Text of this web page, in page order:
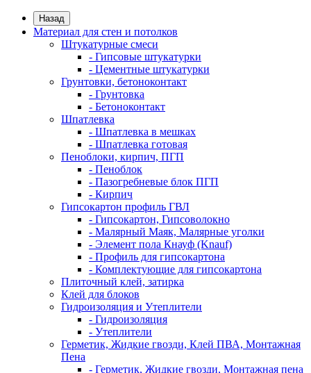
Назад
Материал для стен и потолков
Штукатурные смеси
- Гипсовые штукатурки
- Цементные штукатурки
Грунтовки, бетоноконтакт
- Грунтовка
- Бетоноконтакт
Шпатлевка
- Шпатлевка в мешках
- Шпатлевка готовая
Пеноблоки, кирпич, ПГП
- Пеноблок
- Пазогребневые блок ПГП
- Кирпич
Гипсокартон профиль ГВЛ
- Гипсокартон, Гипсоволокно
- Малярный Маяк, Малярные уголки
- Элемент пола Кнауф (Knauf)
- Профиль для гипсокартона
- Комплектующие для гипсокартона
Плиточный клей, затирка
Клей для блоков
Гидроизоляция и Утеплители
- Гидроизоляция
- Утеплители
Герметик, Жидкие гвозди, Клей ПВА, Монтажная
Пена
- Герметик, Жидкие гвозди, Монтажная пена